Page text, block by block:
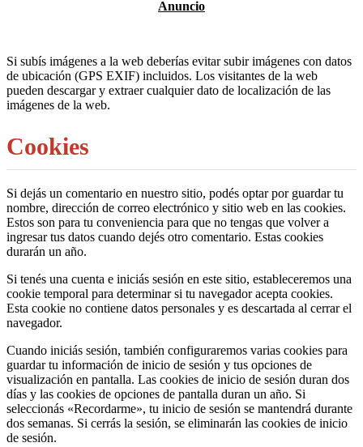
Si subís imágenes a la web deberías evitar subir imágenes con datos
de ubicación (GPS EXIF) incluidos. Los visitantes de la web
pueden descargar y extraer cualquier dato de localización de las
imágenes de la web.
Cookies
Si dejás un comentario en nuestro sitio, podés optar por guardar tu
nombre, dirección de correo electrónico y sitio web en las cookies.
Estos son para tu conveniencia para que no tengas que volver a
ingresar tus datos cuando dejés otro comentario. Estas cookies
durarán un año.
Si tenés una cuenta e iniciás sesión en este sitio, estableceremos una
cookie temporal para determinar si tu navegador acepta cookies.
Esta cookie no contiene datos personales y es descartada al cerrar el
navegador.
Cuando iniciás sesión, también configuraremos varias cookies para
guardar tu información de inicio de sesión y tus opciones de
visualización en pantalla. Las cookies de inicio de sesión duran dos
días y las cookies de opciones de pantalla duran un año. Si
seleccionás «Recordarme», tu inicio de sesión se mantendrá durante
dos semanas. Si cerrás la sesión, se eliminarán las cookies de inicio
de sesión.